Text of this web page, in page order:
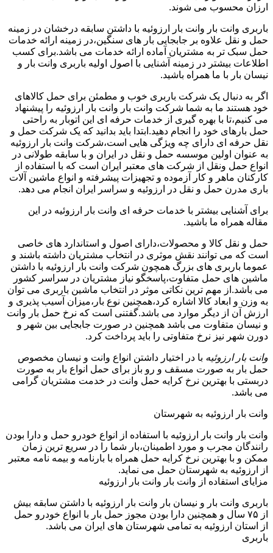
ارزان محسوب می شوند.
باربری وانت بار وانت بار ارزوئیه با داشتن سابقه درخشان در زمینه
حمل و نقل علاوه بر جابجایی بار های سنگین،در زمینه ارائه خدمات
حمل سبک تر به مشتریان آماده ارائه خدمات می باشد.برای کسب
اطلاعات بیشتر در زمینه آشنایی با اصول اولیه باربری وانت بار و
نیسان بار با ما همراه باشید.
اگر به دنبال یک شرکت باربری خوب و مطمئن برای حمل کالاهای
خود هستند ما به شما شرکت وانت بار وانت بار ارزوئیه را پیشنهاد
می کنیم،تا با بهره گیری از خدمات حرفه ای این اتوبار به راحتی
حمل بارهای خود را انجام دهید.ابتدا باید بدانید که یک شرکت حمل و
نقل حرفه ای دارای چه ویژگی هایی است،شرکت وانت بار ارزوئیه
به عنوان اولین موسسه حمل و نقل در ایران و با سابقه طولانی در
انواع حمل ونقل از شرکت های معتبر ایران است که با استفاده از
کارکنان ماهر و کار آزموده و تجهیزات پیشرفته و انواع ماشین آلات
باری مدرن حمل و نقل در ارزوئیه و سراسر ایران انجام می دهد.
برای آشنایی بیشتر با خدمات حرفه ای وانت بار ارزوئیه در این
مقاله همراه ما باشید.
حمل و نقل کالا و محصولات،دارای اصول و استاندارد های خاصی
است که می توانند نقش موثری در انتخاب مشتریان داشته باشند و
عموما باربری های بزرگ همچون شرکت وانت بار ارزوئیه با داشتن
ماشین های حمل متفاوت،پاسخگو نیاز مشتریان در سراسر کشور
می باشد.از مهم ترین نکاتی موثر در انتخاب ماشین باربری می توان
به وزن و ابعاد کالا اشاره کرد،همچنین نوع بار،میزان آسیب پذیری و
ارزش آن از دیگر موارد می باشد.گفتنی است که نرخ حمل بار وانت
و نیسان متفاوت می باشد همچنین در صورت جابجایی بین شهر و
دورن شهر نیز نرخ متفاوتی را باید پرداخت کرد.
وانت بار ارزوئیه با در اختیار داشتن انواع وانت و نیسان مخصوص
حمل بار به صورت مسقف و رو باز برای حمل انواع بار به صورت
دربستی با بهترین نرخ کرایه حمل وانت در خدمت مشتریان گرامی
می باشد.
وانت بار ارزوئیه به شهرستان
وانت بار وانت بار ارزوئیه با استفاده از انواع خودرو حمل و دارا بودن
رانندگان مجرب و مورد اطمینان،بار شما را در سریع ترین زمان
ممکن و با بهترین نرخ کرایه حمل همراه با بارنامه و بیمه نامه معتبر
از ارزوئیه به شهرستان حمل می نماید.
مزایای استفاده از وانت بار وانت بار ارزوئیه
باربری وانت بار و نیسان بار وانت بار ارزوئیه با داشتن سابقه بیش
از ۷۵ سال و همچنین دارا بودن مجوز حمل بار با انواع خودرو حمل
از استان ارزوئیه به تمامی شهرستان های ایران می باشد.
باربری